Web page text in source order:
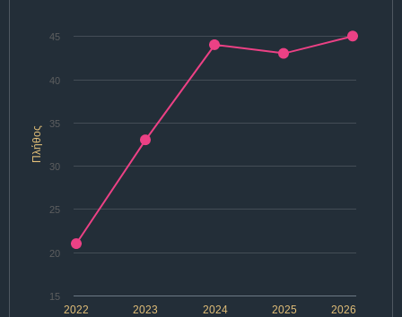
Πλήθος
2025
2022 2023 2024 2026
15
20
25
30
35
40
45